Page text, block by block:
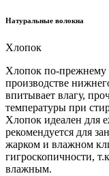
Натуральные волокна
Хлопок
Хлопок по-прежнему
производстве
впитывает влагу,
температуры при
Хлопок идеален для
рекомендуется для
жарком и влажном
гигроскопичности,
влажным.